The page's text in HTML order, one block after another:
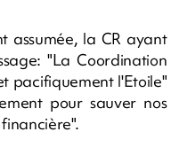
assumée, la CR ayant
"La Coordination
pacifiquement l'Etoile"
pour sauver nos